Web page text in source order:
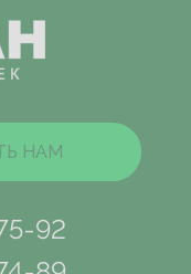
договор для
НАМ
92